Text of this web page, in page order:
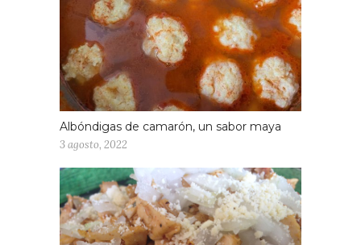
Albóndigas de camarón, un sabor maya
3 agosto, 2022